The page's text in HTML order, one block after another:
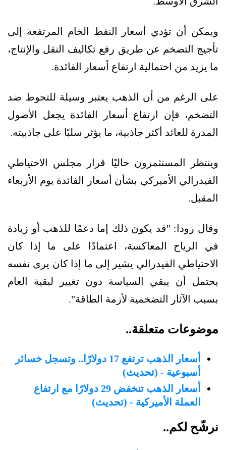
ويمكن أن تؤدي أسعار النفط الخام المرتفعة إلى
تأجيج التضخم عن طريق رفع تكاليف النقل والإنتاج،
ما يزيد من احتمالية ارتفاع أسعار الفائدة.
على الرغم من أن الذهب يعتبر وسيلة للتحوط ضد
التضخم، فإن ارتفاع أسعار الفائدة يجعل الأصول
المدرة للعائد أكثر جاذبية، ما يؤثر سلبًا على جاذبيته.
وينتظر المستثمرون حاليًا قرار مجلس الاحتياطي
الفيدرالي الأميركي بشأن أسعار الفائدة يوم الأربعاء
المقبل.
وقال رودا: "قد يكون ذلك إما دعمًا للذهب أو زيادة
في الرياح المعاكسة، اعتمادًا على ما إذا كان
الاحتياطي الفيدرالي يشير إلى ما إذا كان يرى نفسه
يحتمل أن يبقي السياسة دون تغيير لبقية العام
بسبب الآثار التضخمية لأزمة الطاقة".
موضوعات متعلقة..
أسعار الذهب ترتفع 17 دولارًا.. وتسجل خسائر
أسبوعية - (تحديث)
أسعار الذهب تنخفض 29 دولارًا مع ارتفاع
العملة الأميركية - (تحديث)
نرشّح لكم..